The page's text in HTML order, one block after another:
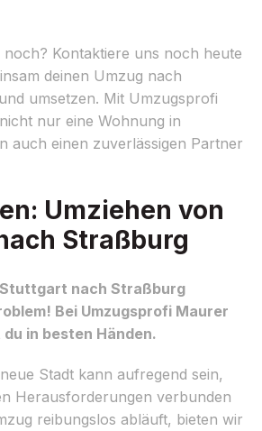
Kontaktiere uns noch heute
deinen Umzug nach
umsetzen. Mit Umzugsprofi
nur eine Wohnung in
auch einen zuverlässigen Partner
Umziehen von
Straßburg
nach Straßburg
Bei Umzugsprofi Maurer
in besten Händen.
Stadt kann aufregend sein,
Herausforderungen verbunden
reibungslos abläuft, bieten wir